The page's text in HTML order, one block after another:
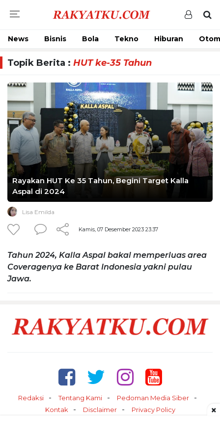
News Bisnis Bola Tekno Hiburan
Topik Berita : HUT ke-35 Tahun
Rayakan HUT Ke 35 Tahun, Begini Target Kalla
Aspal di 2024
Lisa Emilda
Kamis, 07 Desember 2023 23:37
Tahun 2024, Kalla Aspal bakal memperluas area
Coveragenya ke Barat Indonesia yakni pulau
Jawa.
Redaksi Tentang Kami
Pedoman Media Siber
Kontak
Disclaimer Privacy Policy ×